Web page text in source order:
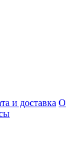
и доставка О